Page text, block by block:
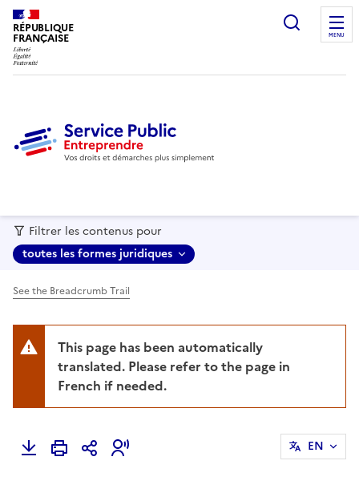
RÉPUBLIQUE
FRANÇAISE MENU
Filtrer les contenus pour
toutes les formes juridiques
See the Breadcrumb Trail
This page has been automatically
translated. Please refer to the page in
French if needed.
EN